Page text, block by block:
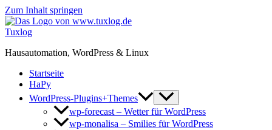
Zum Inhalt springen
Tuxlog
Hausautomation, WordPress & Linux
Startseite
HaPy
WordPress-Plugins+Themes
wp-forecast – Wetter für WordPress
wp-monalisa – Smilies für WordPress